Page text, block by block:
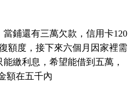
鋪還有三萬欠款，信用卡120
額度，接下來六個月因家裡需
繳利息，希望能借到五萬，
額在五千內